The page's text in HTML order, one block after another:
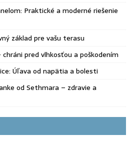
Praktické a moderné riešenie
základ pre vašu terasu
pred vlhkosťou a poškodením
Úľava od napätia a bolesti
od Sethmara – zdravie a